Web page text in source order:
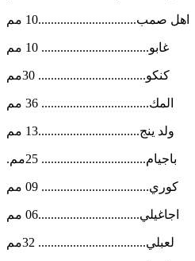
اهل صمب...............................10 مم
غابو.................................. 10 مم
كنكو.................................. 30مم
المك.................................. 36 مم
ولد ينج................................13 مم
.باجيام................................. 25مم
كوري.................................. 09 مم
اجاغيلي................................06 مم
لعبلي.................................. 32مم